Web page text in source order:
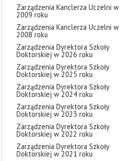
Zarządzenia Kanclerza Uczelni w
2009 roku
Zarządzenia Kanclerza Uczelni w
2008 roku
Zarządzenia Dyrektora Szkoły
Doktorskiej w 2026 roku
Zarządzenia Dyrektora Szkoły
Doktorskiej w 2025 roku
Zarządzenia Dyrektora Szkoły
Doktorskiej w 2024 roku
Zarządzenia Dyrektora Szkoły
Doktorskiej w 2023 roku
Zarządzenia Dyrektora Szkoły
Doktorskiej w 2022 roku
Zarządzenia Dyrektora Szkoły
Doktorskiej w 2021 roku